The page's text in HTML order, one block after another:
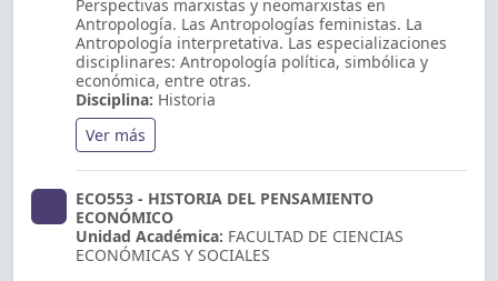
Perspectivas marxistas y neomarxistas en
Antropología. Las Antropologías feministas. La
Antropología interpretativa. Las especializaciones
disciplinares: Antropología política, simbólica y
económica, entre otras.
Disciplina: Historia
Ver más
ECO553 - HISTORIA DEL PENSAMIENTO
ECONÓMICO
Unidad Académica: FACULTAD DE CIENCIAS
ECONÓMICAS Y SOCIALES